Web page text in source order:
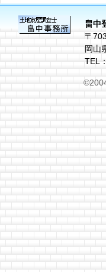
畠中
〒
岡山
TEL